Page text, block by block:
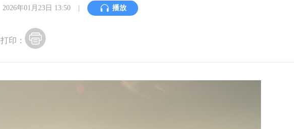
2026年01月23日 13:50 播放
打印：